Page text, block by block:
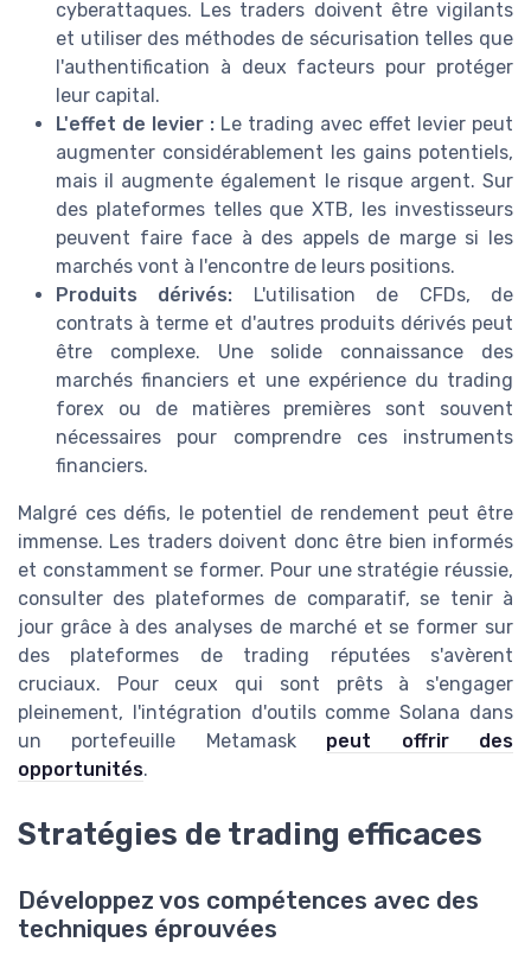
cyberattaques. Les traders doivent être vigilants
et utiliser des méthodes de sécurisation telles que
l'authentification à deux facteurs pour protéger
leur capital.
L'effet de levier : Le trading avec effet levier peut
augmenter considérablement les gains potentiels,
mais il augmente également le risque argent. Sur
des plateformes telles que XTB, les investisseurs
peuvent faire face à des appels de marge si les
marchés vont à l'encontre de leurs positions.
Produits dérivés: L'utilisation de CFDs, de
contrats à terme et d'autres produits dérivés peut
être complexe. Une solide connaissance des
marchés financiers et une expérience du trading
forex ou de matières premières sont souvent
nécessaires pour comprendre ces instruments
financiers.
Malgré ces défis, le potentiel de rendement peut être
immense. Les traders doivent donc être bien informés
et constamment se former. Pour une stratégie réussie,
consulter des plateformes de comparatif, se tenir à
jour grâce à des analyses de marché et se former sur
des plateformes de trading réputées s'avèrent
cruciaux. Pour ceux qui sont prêts à s'engager
pleinement, l'intégration d'outils comme Solana dans
un portefeuille Metamask peut offrir des
opportunités.
Stratégies de trading efficaces
Développez vos compétences avec des
techniques éprouvées